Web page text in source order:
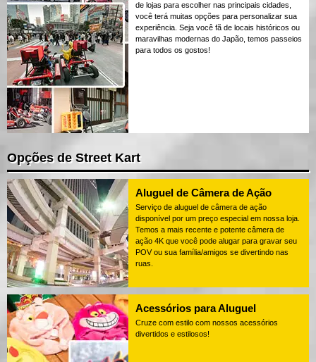
de lojas para escolher nas principais cidades,
você terá muitas opções para personalizar sua
experiência. Seja você fã de locais históricos ou
maravilhas modernas do Japão, temos passeios
para todos os gostos!
Opções de Street Kart
Aluguel de Câmera de Ação
Serviço de aluguel de câmera de ação
disponível por um preço especial em nossa loja.
Temos a mais recente e potente câmera de
ação 4K que você pode alugar para gravar seu
POV ou sua família/amigos se divertindo nas
ruas.
Acessórios para Aluguel
Cruze com estilo com nossos acessórios
divertidos e estilosos!